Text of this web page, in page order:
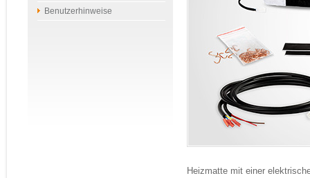
Benutzerhinweise
Heizmatte mit einer